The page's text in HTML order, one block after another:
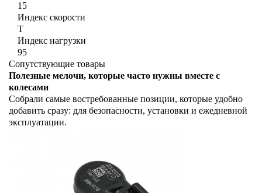
15
Индекс скорости
T
Индекс нагрузки
95
Сопутствующие товары
Полезные мелочи, которые часто нужны вместе с
колесами
Собрали самые востребованные позиции, которые удобно
добавить сразу: для безопасности, установки и ежедневной
эксплуатации.